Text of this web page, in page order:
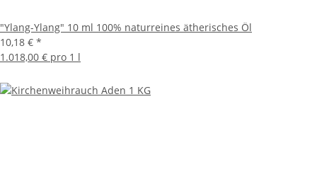
"Ylang-Ylang" 10 ml 100% naturreines ätherisches Öl
10,18 € *
1.018,00 € pro 1 l